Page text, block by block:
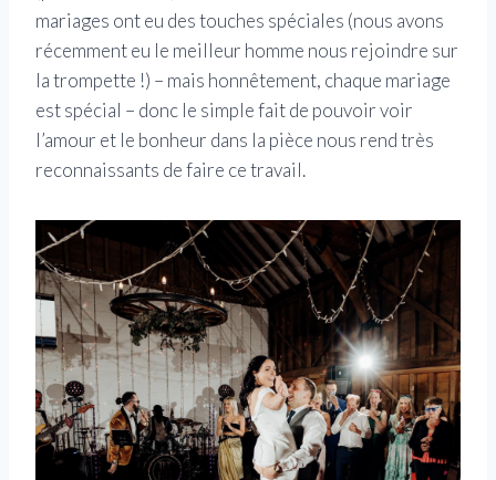
mariages ont eu des touches spéciales (nous avons
récemment eu le meilleur homme nous rejoindre sur
la trompette !) – mais honnêtement, chaque mariage
est spécial – donc le simple fait de pouvoir voir
l’amour et le bonheur dans la pièce nous rend très
reconnaissants de faire ce travail.